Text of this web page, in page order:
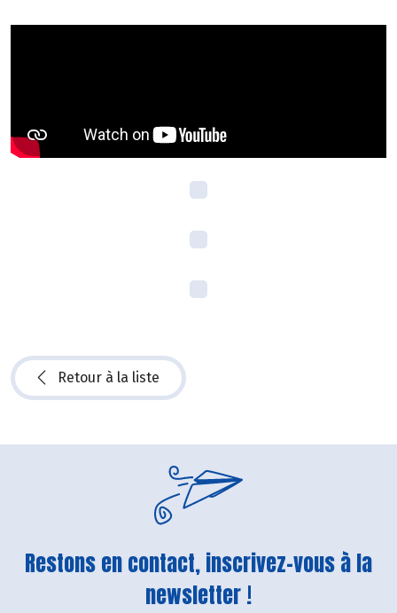
Retour à la liste
Restons en contact, inscrivez-vous à la
newsletter !